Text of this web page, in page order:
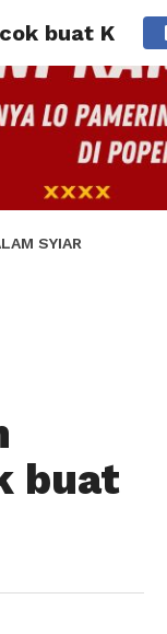
SYIAR
buat Kalian
buat